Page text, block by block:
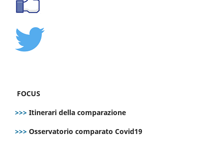
FOCUS
>>> Itinerari della comparazione
>>> Osservatorio comparato Covid19